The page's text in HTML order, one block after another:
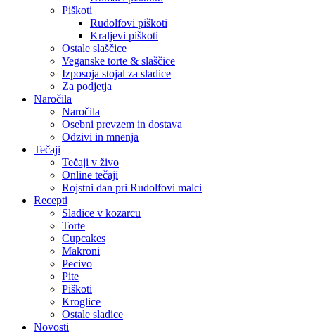
Piškoti
Rudolfovi piškoti
Kraljevi piškoti
Ostale slaščice
Veganske torte & slaščice
Izposoja stojal za sladice
Za podjetja
Naročila
Naročila
Osebni prevzem in dostava
Odzivi in mnenja
Tečaji
Tečaji v živo
Online tečaji
Rojstni dan pri Rudolfovi malci
Recepti
Sladice v kozarcu
Torte
Cupcakes
Makroni
Pecivo
Pite
Piškoti
Kroglice
Ostale sladice
Novosti